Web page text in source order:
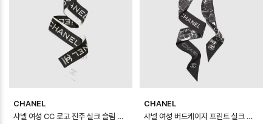
CHANEL
샤넬 여성 CC 로고 진주 실크 슬림 스카프 - Chanel Womens CC Logo P…
CHANEL
샤넬 여성 버드케이지 프린트 실크 트윌리 - Chanel Womens Birdcage Pr…